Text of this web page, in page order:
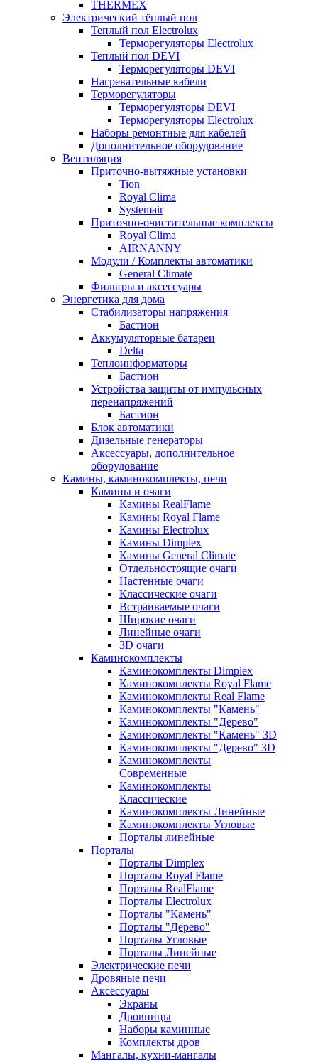
THERMEX
Электрический тёплый пол
Теплый пол Electrolux
Терморегуляторы Electrolux
Теплый пол DEVI
Терморегуляторы DEVI
Нагревательные кабели
Терморегуляторы
Терморегуляторы DEVI
Терморегуляторы Electrolux
Наборы ремонтные для кабелей
Дополнительное оборудование
Вентиляция
Приточно-вытяжные установки
Tion
Royal Clima
Systemair
Приточно-очистительные комплексы
Royal Clima
AIRNANNY
Модули / Комплекты автоматики
General Climate
Фильтры и аксессуары
Энергетика для дома
Стабилизаторы напряжения
Бастион
Аккумуляторные батареи
Delta
Теплоинформаторы
Бастион
Устройства защиты от импульсных
перенапряжений
Бастион
Блок автоматики
Дизельные генераторы
Аксессуары, дополнительное
оборудование
Камины, каминокомплекты, печи
Камины и очаги
Камины RealFlame
Камины Royal Flame
Камины Electrolux
Камины Dimplex
Камины General Climate
Отдельностоящие очаги
Настенные очаги
Классические очаги
Встраиваемые очаги
Широкие очаги
Линейные очаги
3D очаги
Каминокомплекты
Каминокомплекты Dimplex
Каминокомплекты Royal Flame
Каминокомплекты Real Flame
Каминокомплекты "Камень"
Каминокомплекты "Дерево"
Каминокомплекты "Камень" 3D
Каминокомплекты "Дерево" 3D
Каминокомплекты
Современные
Каминокомплекты
Классические
Каминокомплекты Линейные
Каминокомплекты Угловые
Порталы линейные
Порталы
Порталы Dimplex
Порталы Royal Flame
Порталы RealFlame
Порталы Electrolux
Порталы "Камень"
Порталы "Дерево"
Порталы Угловые
Порталы Линейные
Электрические печи
Дровяные печи
Аксессуары
Экраны
Дровницы
Наборы каминные
Комплекты дров
Мангалы, кухни-мангалы